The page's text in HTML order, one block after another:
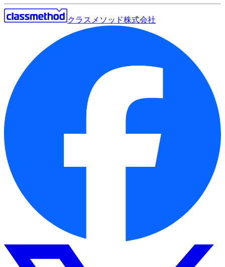
クラスメソッド株式会社